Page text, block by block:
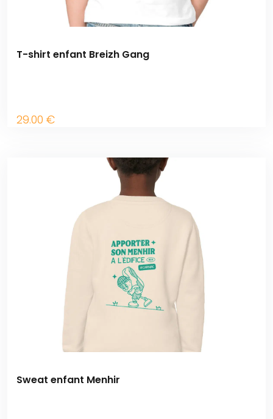
T-shirt enfant Breizh Gang
29.00 €
Sweat enfant Menhir